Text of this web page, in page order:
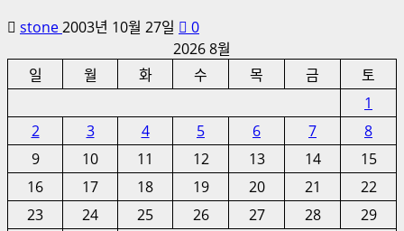
stone2003년 10월 27일
0
2026 8월
일
월 화 수 목 금
토
1
2
3 4 5 6 7
8
9
10 11 12 13 14
15
16
17 18 19 20 21
22
23
24 25 26 27 28
29